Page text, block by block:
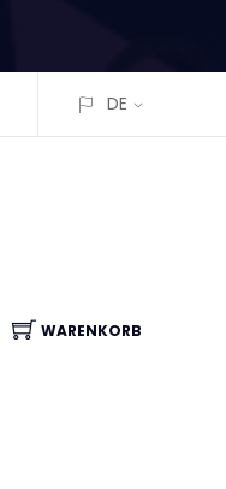
DE
WARENKORB